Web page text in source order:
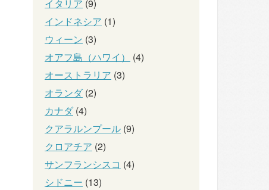
イタリア (9)
インドネシア (1)
ウィーン (3)
オアフ島（ハワイ）
(4)
オーストラリア (3)
オランダ(2)
カナダ(4)
クアラルンプール (9)
クロアチア (2)
サンフランシスコ (4)
シドニー (13)